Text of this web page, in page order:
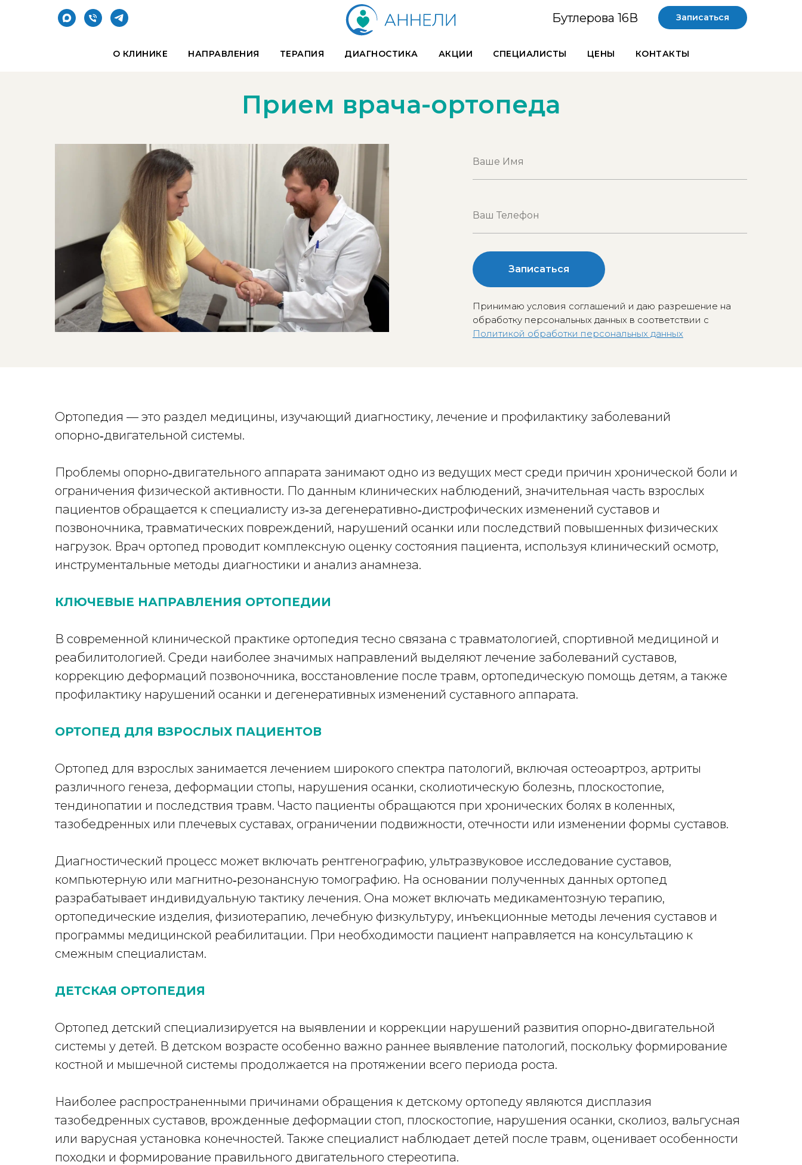
Бутлерова 16В Записаться
О КЛИНИКЕ НАПРАВЛЕНИЯ ТЕРАПИЯ ДИАГНОСТИКА АКЦИИ СПЕЦИАЛИСТЫ ЦЕНЫ КОНТАКТЫ
Прием врача-ортопеда
Записаться
Принимаю условия соглашений и даю разрешение на
обработку персональных данных в соответствии с
Политикой обработки персональных данных
Ортопедия — это раздел медицины, изучающий диагностику, лечение и профилактику заболеваний
опорно‑двигательной системы.
Проблемы опорно‑двигательного аппарата занимают одно из ведущих мест среди причин хронической боли и
ограничения физической активности. По данным клинических наблюдений, значительная часть взрослых
пациентов обращается к специалисту из‑за дегенеративно‑дистрофических изменений суставов и
позвоночника, травматических повреждений, нарушений осанки или последствий повышенных физических
нагрузок. Врач ортопед проводит комплексную оценку состояния пациента, используя клинический осмотр,
инструментальные методы диагностики и анализ анамнеза.
КЛЮЧЕВЫЕ НАПРАВЛЕНИЯ ОРТОПЕДИИ
В современной клинической практике ортопедия тесно связана с травматологией, спортивной медициной и
реабилитологией. Среди наиболее значимых направлений выделяют лечение заболеваний суставов,
коррекцию деформаций позвоночника, восстановление после травм, ортопедическую помощь детям, а также
профилактику нарушений осанки и дегенеративных изменений суставного аппарата.
ОРТОПЕД ДЛЯ ВЗРОСЛЫХ ПАЦИЕНТОВ
Ортопед для взрослых занимается лечением широкого спектра патологий, включая остеоартроз, артриты
различного генеза, деформации стопы, нарушения осанки, сколиотическую болезнь, плоскостопие,
тендинопатии и последствия травм. Часто пациенты обращаются при хронических болях в коленных,
тазобедренных или плечевых суставах, ограничении подвижности, отечности или изменении формы суставов.
Диагностический процесс может включать рентгенографию, ультразвуковое исследование суставов,
компьютерную или магнитно‑резонансную томографию. На основании полученных данных ортопед
разрабатывает индивидуальную тактику лечения. Она может включать медикаментозную терапию,
ортопедические изделия, физиотерапию, лечебную физкультуру, инъекционные методы лечения суставов и
программы медицинской реабилитации. При необходимости пациент направляется на консультацию к
смежным специалистам.
ДЕТСКАЯ ОРТОПЕДИЯ
Ортопед детский специализируется на выявлении и коррекции нарушений развития опорно‑двигательной
системы у детей. В детском возрасте особенно важно раннее выявление патологий, поскольку формирование
костной и мышечной системы продолжается на протяжении всего периода роста.
Наиболее распространенными причинами обращения к детскому ортопеду являются дисплазия
тазобедренных суставов, врожденные деформации стоп, плоскостопие, нарушения осанки, сколиоз, вальгусная
или варусная установка конечностей. Также специалист наблюдает детей после травм, оценивает особенности
походки и формирование правильного двигательного стереотипа.